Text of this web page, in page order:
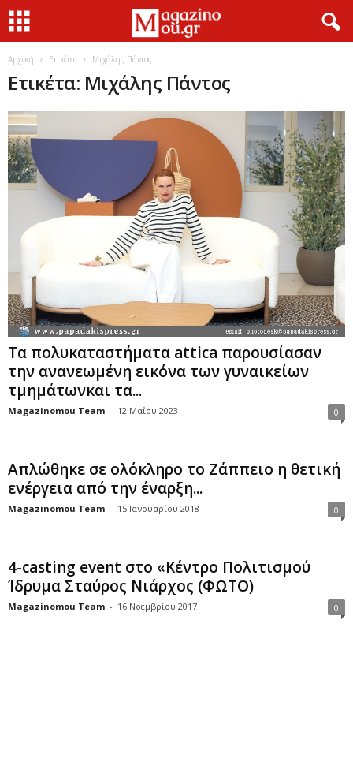
Αρχική Ετικέτες Μιχάλης Πάντος
Ετικέτα: Μιχάλης Πάντος
Τα πολυκαταστήματα attica παρουσίασαν
την ανανεωμένη εικόνα των γυναικείων
τμημάτωνκαι τα...
Magazinomou Team - 12 Μαΐου 2023 0
Απλώθηκε σε ολόκληρο το Ζάππειο η θετική
ενέργεια από την έναρξη...
Magazinomou Team - 15 Ιανουαρίου 2018 0
4-casting event στο «Κέντρο Πολιτισμού
Ίδρυμα Σταύρος Νιάρχος (ΦΩΤΟ)
Magazinomou Team - 16 Νοεμβρίου 2017 0